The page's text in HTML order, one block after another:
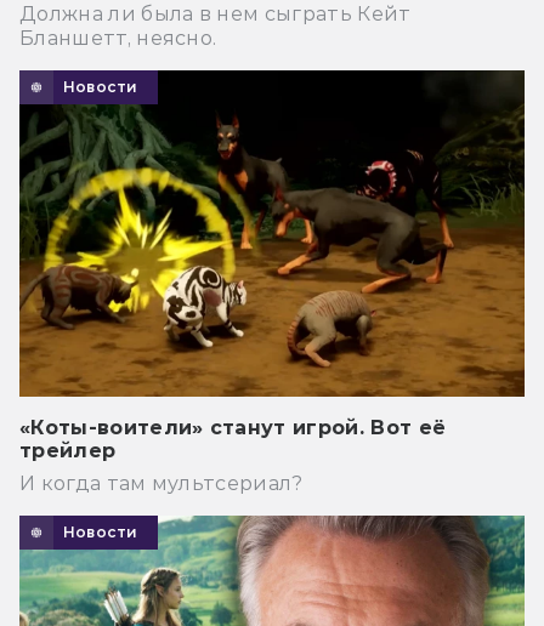
Должна ли была в нем сыграть Кейт
Бланшетт, неясно.
Новости
«Коты-воители» станут игрой. Вот её
трейлер
И когда там мультсериал?
Новости